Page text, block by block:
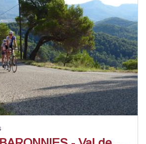
- ©Union Cycliste des Baronnies